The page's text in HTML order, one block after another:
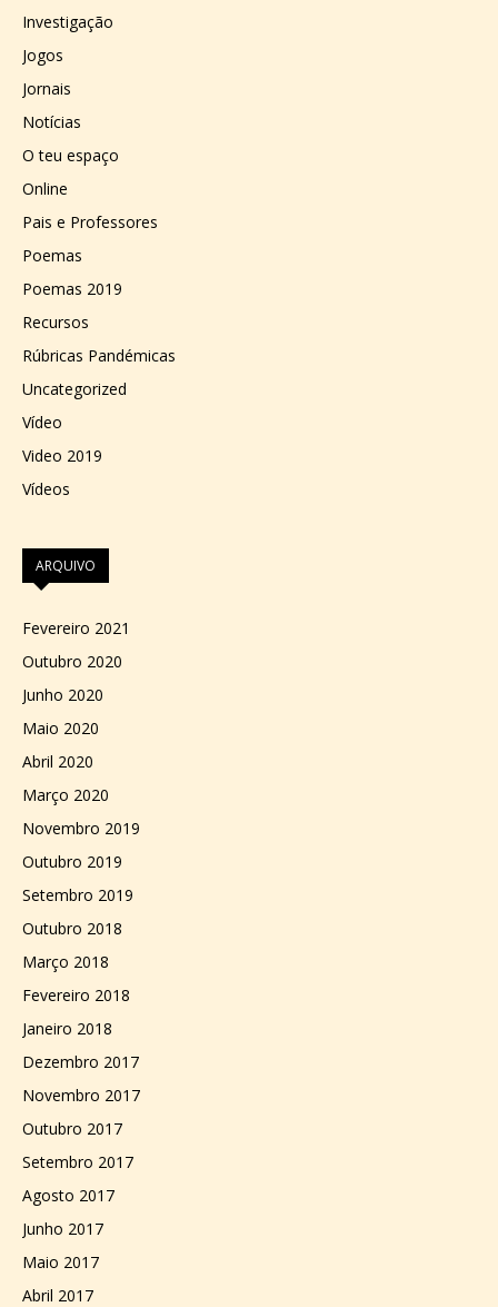
Investigação
Jogos
Jornais
Notícias
O teu espaço
Online
Pais e Professores
Poemas
Poemas 2019
Recursos
Rúbricas Pandémicas
Uncategorized
Vídeo
Video 2019
Vídeos
ARQUIVO
Fevereiro 2021
Outubro 2020
Junho 2020
Maio 2020
Abril 2020
Março 2020
Novembro 2019
Outubro 2019
Setembro 2019
Outubro 2018
Março 2018
Fevereiro 2018
Janeiro 2018
Dezembro 2017
Novembro 2017
Outubro 2017
Setembro 2017
Agosto 2017
Junho 2017
Maio 2017
Abril 2017